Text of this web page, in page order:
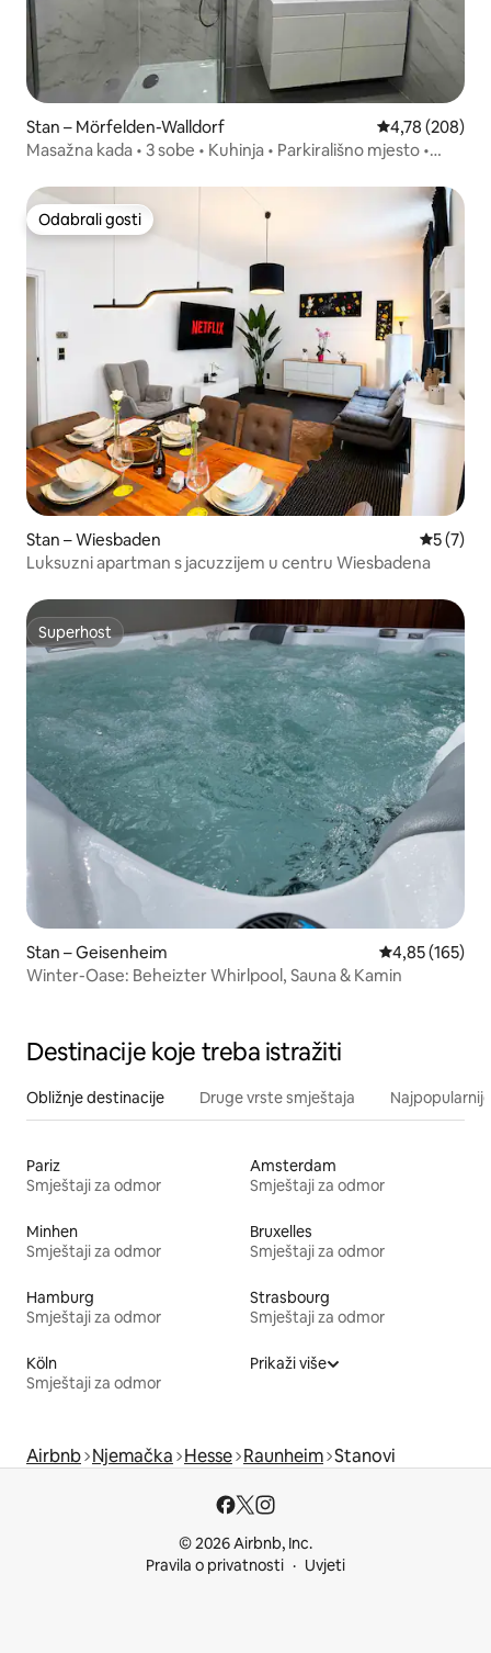
Stan – Mörfelden-Walldorf Prosječna
4,78 (208)
Masažna kada • 3 sobe • Kuhinja • Parkirališno mjesto •
Odabrali gosti
Odabrali gosti
Stan – Wiesbaden
5 (7)
Luksuzni apartman s jacuzzijem u centru Wiesbadena
Superhost
Superhost
Stan – Geisenheim Prosječna
4,85 (165)
Winter-Oase: Beheizter Whirlpool, Sauna & Kamin
Destinacije koje treba istražiti
Obližnje destinacije Druge vrste smještaja
Pariz
Smještaji za odmor
Amsterdam
Smještaji za odmor
Minhen
Smještaji za odmor
Bruxelles
Smještaji za odmor
Hamburg
Smještaji za odmor
Strasbourg
Smještaji za odmor
Köln
Smještaji za odmor
Prikaži više
Airbnb Njemačka Hesse Raunheim Stanovi
© 2026 Airbnb, Inc.
Pravila o privatnosti
Uvjeti